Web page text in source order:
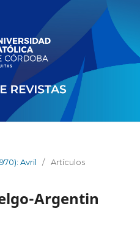
Avril / Artículos
Argentin